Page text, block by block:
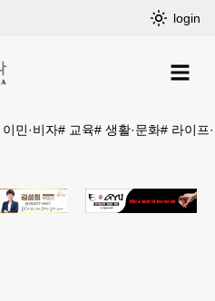
login
이민·비자# 교육# 생활·문화# 라이프